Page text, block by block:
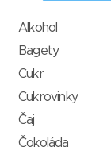
Alkohol
Bagety
Cukr
Cukrovinky
Čaj
Čokoláda